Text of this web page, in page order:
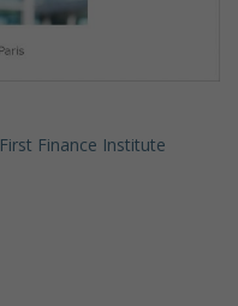
First Finance Institute